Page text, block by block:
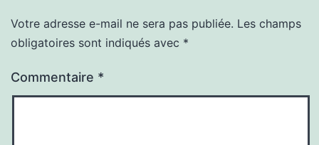
Votre adresse e-mail ne sera pas publiée. Les champs
obligatoires sont indiqués avec *
Commentaire *